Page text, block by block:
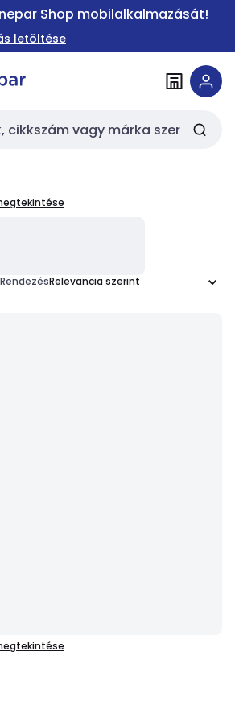
a
Shop mobilalkalmazását!
letöltése
Rendezés